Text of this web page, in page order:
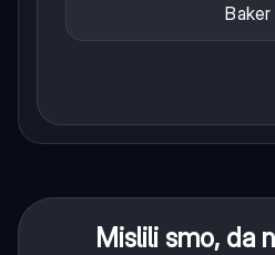
Baker
Mislili smo, da